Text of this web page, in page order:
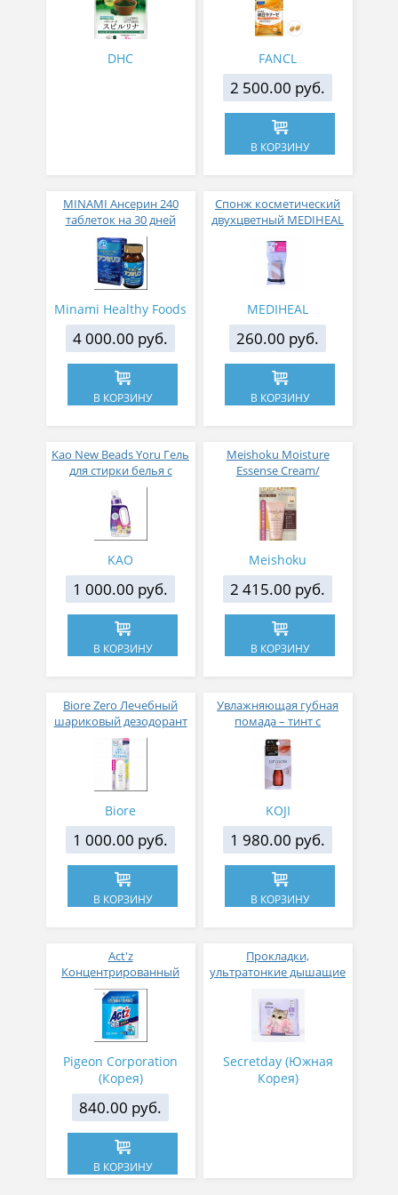
DHC
тромбозов №60
FANCL
2 500.00 руб.
В КОРЗИНУ
MINAMI Ансерин 240
таблеток на 30 дней
приема
Minami Healthy Foods
4 000.00 руб.
В КОРЗИНУ
Спонж косметический
двухцветный MEDIHEAL
MEDIHEAL
260.00 руб.
В КОРЗИНУ
Kao New Beads Yoru Гель
для стирки белья с
ароматом жасмина и
мускуса
KAO
1 000.00 руб.
В КОРЗИНУ
Meishoku Moisture
Essense Cream/
Увлажняющий
тональный крем -
эссенция тон сияющий
бежевый
Meishoku
2 415.00 руб.
В КОРЗИНУ
Biore Zero Лечебный
шариковый дезодорант
с ароматом мыла 40 мл
Biore
1 000.00 руб.
В КОРЗИНУ
Увлажняющая губная
помада – тинт с
аппликатором KOJI,
Красно-оранжевый
KOJI
1 980.00 руб.
В КОРЗИНУ
Act'z
Концентрированный
гель для стирки 2.2 л
Pigeon Corporation
(Корея)
840.00 руб.
В КОРЗИНУ
Прокладки,
ультратонкие дышащие
Sense Large 29 см - 14 шт
Secretday (Южная
Корея)